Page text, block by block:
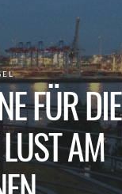
FÜR DIE
AM